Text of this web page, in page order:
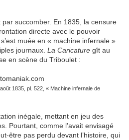
par succomber. En 1835, la censure
directe avec le pouvoir
muée en « machine infernale »
journaux. La Caricature gît au
en scène du Triboulet :
août 1835, pl. 522, « Machine infernale de
inégale, mettant en jeu des
Pourtant, comme l’avait envisagé
être pas perdu devant l’histoire, qui